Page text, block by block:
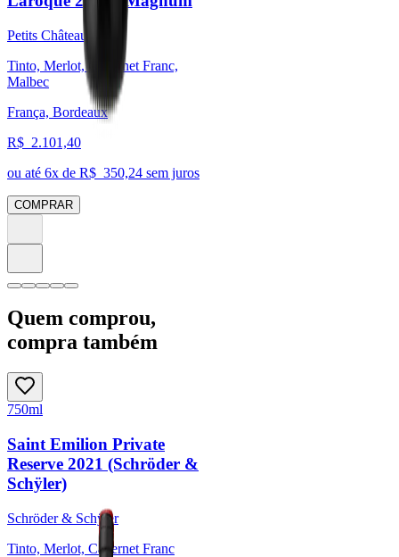
Petits Châteaux
Tinto, Merlot, Cabernet Franc,
Malbec
França, Bordeaux
R$ 2.101,40
ou até 6x de R$ 350,24 sem juros
COMPRAR
Quem comprou,
compra também
750ml
Saint Emilion Private
Reserve 2021 (Schröder &
Schÿler)
Schröder & Schÿler
Tinto, Merlot, Cabernet Franc